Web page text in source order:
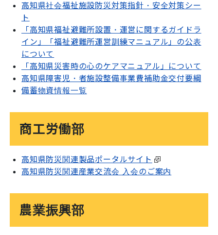
高知県社会福祉施設防災対策指針・安全対策シー
ト
「高知県福祉避難所設置・運営に関するガイドラ
イン」「福祉避難所運営訓練マニュアル」の公表
について
「高知県災害時の心のケアマニュアル」について
高知県障害児・者施設整備事業費補助金交付要綱
備蓄物資情報一覧
商工労働部
高知県防災関連製品ポータルサイト
高知県防災関連産業交流会 入会のご案内
農業振興部